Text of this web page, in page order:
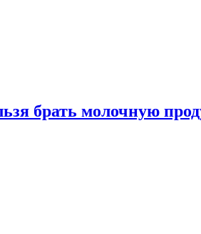
брать молочную